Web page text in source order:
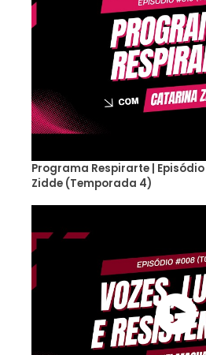
Programa Respirarte |
Zidde (Temporada 4)